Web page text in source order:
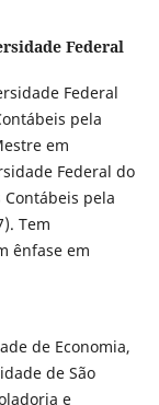
Federal
Federal
pela
em
Federal do
Contábeis pela
Tem
ênfase em
de Economia,
de São
e